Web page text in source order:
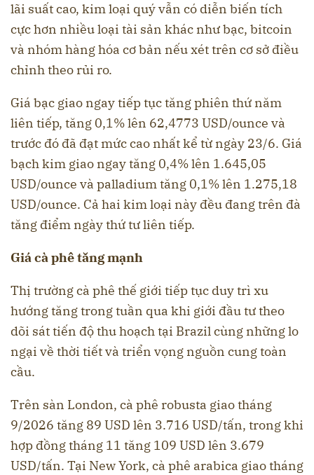
lãi suất cao, kim loại quý vẫn có diễn biến tích
cực hơn nhiều loại tài sản khác như bạc, bitcoin
và nhóm hàng hóa cơ bản nếu xét trên cơ sở điều
chỉnh theo rủi ro.
Giá bạc giao ngay tiếp tục tăng phiên thứ năm
liên tiếp, tăng 0,1% lên 62,4773 USD/ounce và
trước đó đã đạt mức cao nhất kể từ ngày 23/6. Giá
bạch kim giao ngay tăng 0,4% lên 1.645,05
USD/ounce và palladium tăng 0,1% lên 1.275,18
USD/ounce. Cả hai kim loại này đều đang trên đà
tăng điểm ngày thứ tư liên tiếp.
Giá cà phê tăng mạnh
Thị trường cà phê thế giới tiếp tục duy trì xu
hướng tăng trong tuần qua khi giới đầu tư theo
dõi sát tiến độ thu hoạch tại Brazil cùng những lo
ngại về thời tiết và triển vọng nguồn cung toàn
cầu.
Trên sàn London, cà phê robusta giao tháng
9/2026 tăng 89 USD lên 3.716 USD/tấn, trong khi
hợp đồng tháng 11 tăng 109 USD lên 3.679
USD/tấn. Tại New York, cà phê arabica giao tháng